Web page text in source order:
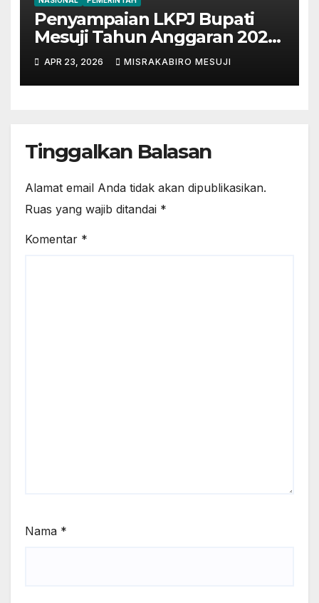
Penyampaian LKPJ Bupati
Mesuji Tahun Anggaran 2025
Digelar dalam Rapat
Paripurna DPRD
APR 23, 2026 MISRAKABIRO MESUJI
Tinggalkan Balasan
Alamat email Anda tidak akan dipublikasikan.
Ruas yang wajib ditandai *
Komentar *
Nama *